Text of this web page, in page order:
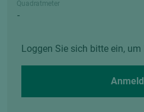
Quadratmeter
Loggen Sie sich bitte ein, um